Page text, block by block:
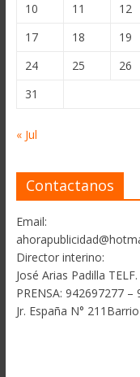
10
11 12
17
18 19
24
25 26
31
« Jul
Contactanos
Email:
Director interino:
José Arias Padilla
PRENSA: 942697277 –
Jr. España N°